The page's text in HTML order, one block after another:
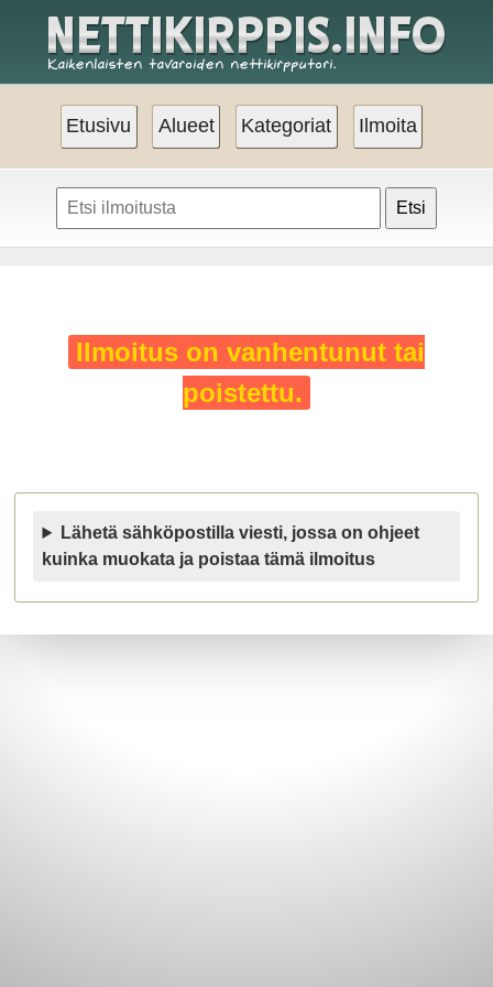
Etusivu Alueet Kategoriat Ilmoita
Etsi
Ilmoitus on vanhentunut tai
poistettu.
Lähetä sähköpostilla viesti, jossa on ohjeet
kuinka muokata ja poistaa tämä ilmoitus